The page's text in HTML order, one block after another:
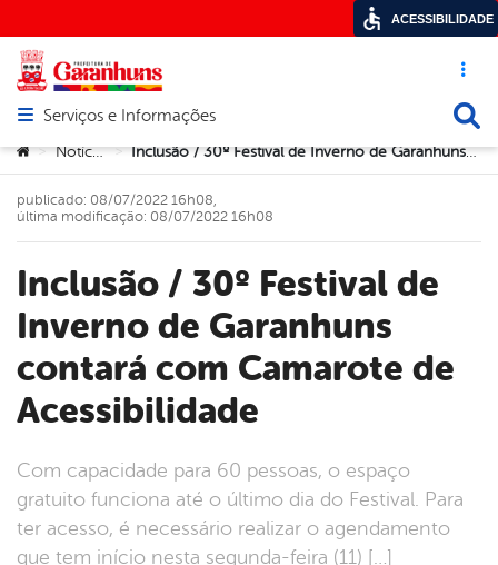
Acesso
Abrir menu principal de navegação
Serviços e Informações
Você está aqui:
> Notícias > Inclusão / 30º Festival de Inverno de Garanhuns contará com Camarote de Acessibilidade
Inclusão / 30º Festival de
Inverno de Garanhuns
contará com Camarote de
Acessibilidade
Com capacidade para 60 pessoas, o espaço
gratuito funciona até o último dia do Festival. Para
ter acesso, é necessário realizar o agendamento
que tem início nesta segunda-feira (11) […]
publicado: 08/07/2022 16h08,
última modificação: 08/07/2022 16h08
ACESSIBILIDADE